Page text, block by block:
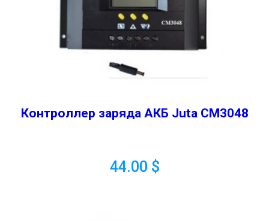
Контроллер заряда АКБ Juta CM3048
44.00 $